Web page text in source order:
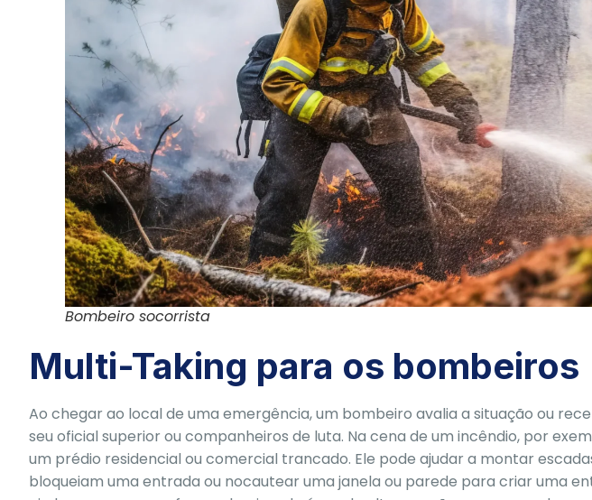
Bombeiro socorrista
Multi-Taking para os bombeiros
Ao chegar ao local de uma emergência, um bombeiro avalia a situação ou
seu oficial superior ou companheiros de luta. Na cena de um incêndio, por
um prédio residencial ou comercial trancado. Ele pode ajudar a montar
bloqueiam uma entrada ou nocautear uma janela ou parede para criar uma